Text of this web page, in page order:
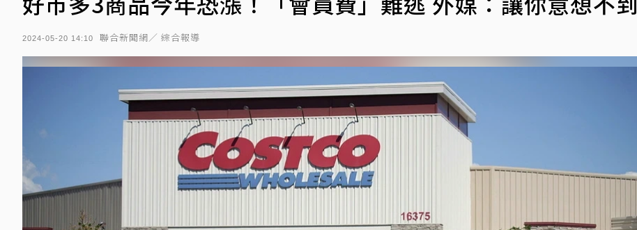
2024-05-20 14:10 聯合新聞網／ 綜合報導